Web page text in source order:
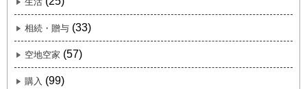
相続・贈与 (33)
空地空家 (57)
購入 (99)